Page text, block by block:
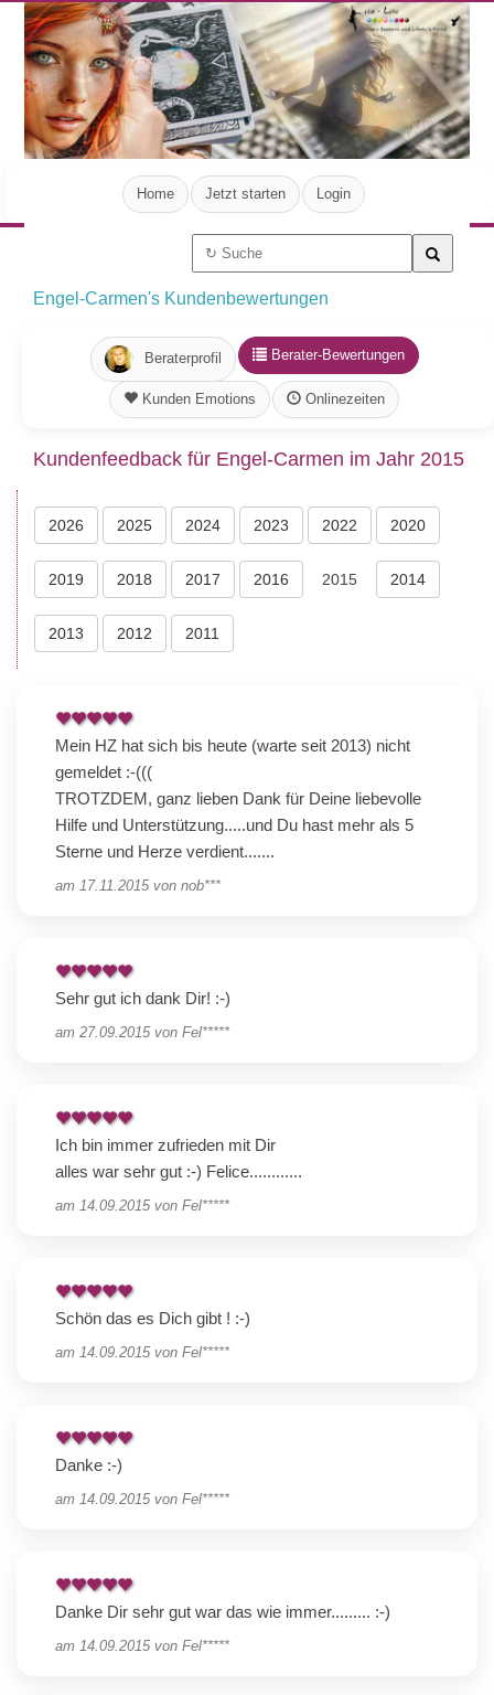
Home Jetzt starten Login
Engel-Carmen's Kundenbewertungen
Beraterprofil Berater-Bewertungen
Kunden Emotions Onlinezeiten
Kundenfeedback für Engel-Carmen im Jahr 2015
2026 2025 2024 2023 2022 2020
2019 2018 2017 2016 2015 2014
2013 2012 2011
Mein HZ hat sich bis heute (warte seit 2013) nicht
gemeldet :-(((
TROTZDEM, ganz lieben Dank für Deine liebevolle
Hilfe und Unterstützung.....und Du hast mehr als 5
Sterne und Herze verdient.......
am 17.11.2015 von nob***
Sehr gut ich dank Dir! :-)
am 27.09.2015 von Fel*****
Ich bin immer zufrieden mit Dir
alles war sehr gut :-) Felice............
am 14.09.2015 von Fel*****
Schön das es Dich gibt ! :-)
am 14.09.2015 von Fel*****
Danke :-)
am 14.09.2015 von Fel*****
Danke Dir sehr gut war das wie immer......... :-)
am 14.09.2015 von Fel*****